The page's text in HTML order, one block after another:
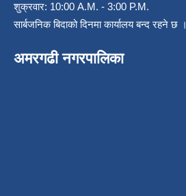
शुक्रवार: 10:00 A.M. - 3:00 P.M.
सार्बजनिक बिदाको दिनमा कार्यालय बन्द रहने छ ।
अमरगढी नगरपालिका